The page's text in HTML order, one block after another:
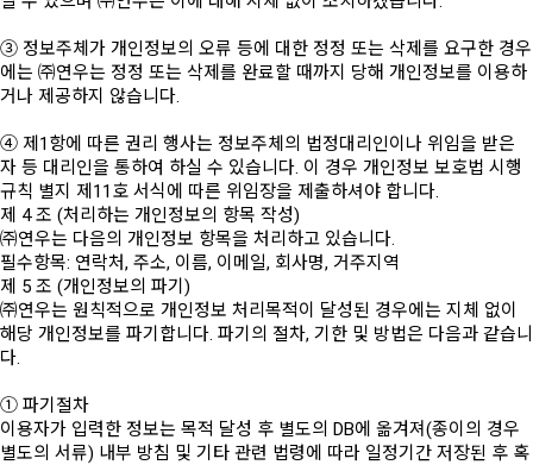
③ 정보주체가 개인정보의 오류 등에 대한 정정 또는 삭제를 요구한 경우
에는 ㈜연우는 정정 또는 삭제를 완료할 때까지 당해 개인정보를 이용하
거나 제공하지 않습니다.
④ 제1항에 따른 권리 행사는 정보주체의 법정대리인이나 위임을 받은
자 등 대리인을 통하여 하실 수 있습니다. 이 경우 개인정보 보호법 시행
규칙 별지 제11호 서식에 따른 위임장을 제출하셔야 합니다.
제 4 조 (처리하는 개인정보의 항목 작성)
㈜연우는 다음의 개인정보 항목을 처리하고 있습니다.
필수항목: 연락처, 주소, 이름, 이메일, 회사명, 거주지역
제 5 조 (개인정보의 파기)
㈜연우는 원칙적으로 개인정보 처리목적이 달성된 경우에는 지체 없이
해당 개인정보를 파기합니다. 파기의 절차, 기한 및 방법은 다음과 같습니
다.
① 파기절차
이용자가 입력한 정보는 목적 달성 후 별도의 DB에 옮겨져(종이의 경우
별도의 서류) 내부 방침 및 기타 관련 법령에 따라 일정기간 저장된 후 혹